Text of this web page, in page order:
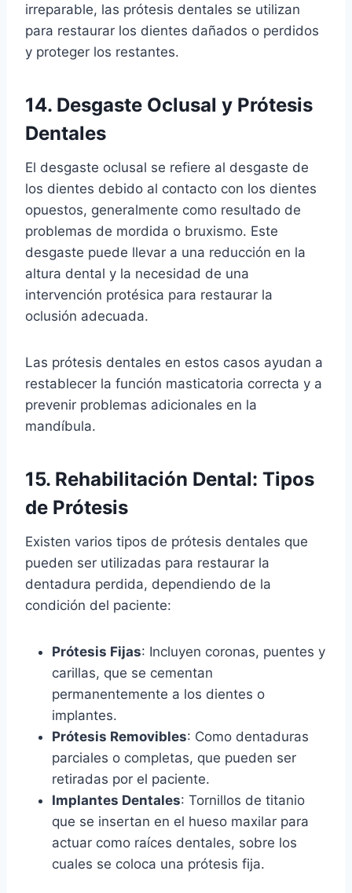
irreparable, las prótesis dentales se utilizan
para restaurar los dientes dañados o perdidos
y proteger los restantes.
14. Desgaste Oclusal y Prótesis
Dentales
El desgaste oclusal se refiere al desgaste de
los dientes debido al contacto con los dientes
opuestos, generalmente como resultado de
problemas de mordida o bruxismo. Este
desgaste puede llevar a una reducción en la
altura dental y la necesidad de una
intervención protésica para restaurar la
oclusión adecuada.
Las prótesis dentales en estos casos ayudan a
restablecer la función masticatoria correcta y a
prevenir problemas adicionales en la
mandíbula.
15. Rehabilitación Dental: Tipos
de Prótesis
Existen varios tipos de prótesis dentales que
pueden ser utilizadas para restaurar la
dentadura perdida, dependiendo de la
condición del paciente:
Prótesis Fijas: Incluyen coronas, puentes y
carillas, que se cementan
permanentemente a los dientes o
implantes.
Prótesis Removibles: Como dentaduras
parciales o completas, que pueden ser
retiradas por el paciente.
Implantes Dentales: Tornillos de titanio
que se insertan en el hueso maxilar para
actuar como raíces dentales, sobre los
cuales se coloca una prótesis fija.